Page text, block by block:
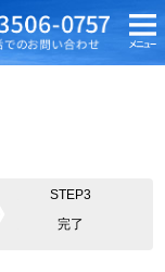
STEP3
完了